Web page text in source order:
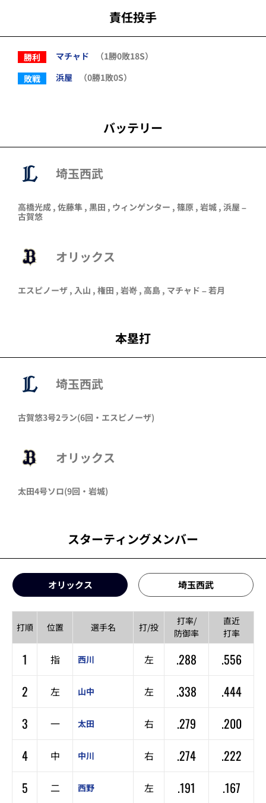
責任投手
勝利 マチャド
（1勝0敗18S）
敗戦
浜屋 （0勝1敗0S）
バッテリー
埼玉西武
高橋光成 , 佐藤隼 , 黒田 , ウィンゲンター , 篠原 , 岩城 , 浜屋 –
古賀悠
オリックス
エスピノーザ , 入山 , 権田 , 岩嵜 , 高島 , マチャド –若月
本塁打
埼玉西武
古賀悠3号2ラン(6回・ エスピノーザ)
オリックス
太田4号ソロ(9回・ 岩城)
スターティングメンバー
オリックス 埼玉西武
打順 位置 選手名 打/投
打率/
防御率
直近
打率
1 指 西川 左 .288
.556
2
左 山中 左 .338
.444
3
一 太田 右 .279
.200
4
中 中川 右 .274
.222
5
二 西野 左 .191
.167